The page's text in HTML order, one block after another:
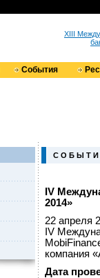
XIII
События
С О Б Ы Т И
IV
2014»
22 апреля
IV
компания
Дата